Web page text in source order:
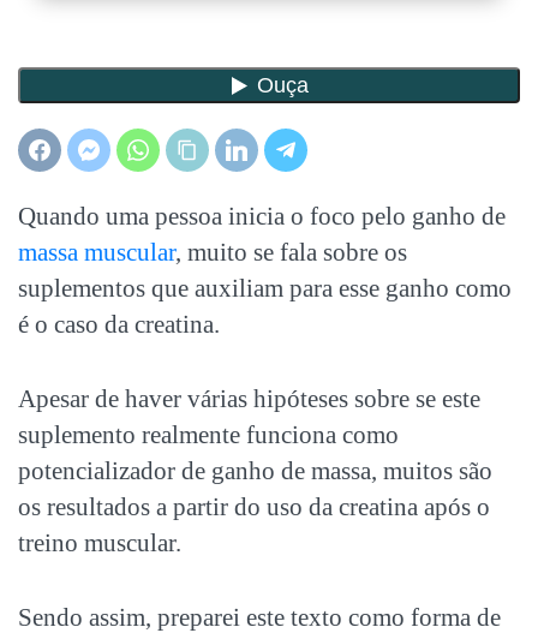
Quando uma pessoa inicia o foco pelo ganho de
massa muscular, muito se fala sobre os
suplementos que auxiliam para esse ganho como
é o caso da creatina.
Apesar de haver várias hipóteses sobre se este
suplemento realmente funciona como
potencializador de ganho de massa, muitos são
os resultados a partir do uso da creatina após o
treino muscular.
Sendo assim, preparei este texto como forma de